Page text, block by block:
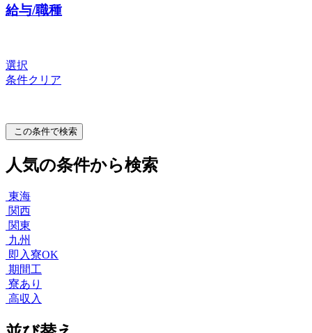
給与/職種
選択
条件クリア
この条件で検索
人気の条件から検索
東海
関西
関東
九州
即入寮OK
期間工
寮あり
高収入